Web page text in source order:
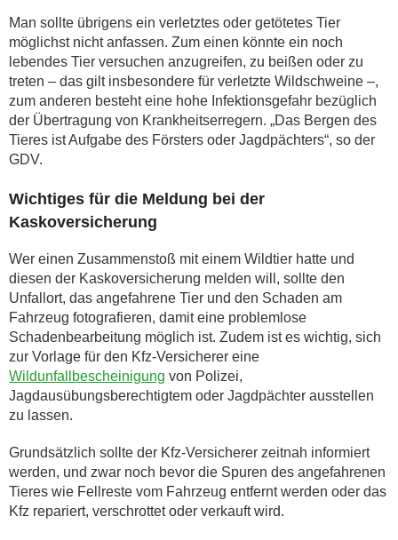
Man sollte übrigens ein verletztes oder getötetes Tier
möglichst nicht anfassen. Zum einen könnte ein noch
lebendes Tier versuchen anzugreifen, zu beißen oder zu
treten – das gilt insbesondere für verletzte Wildschweine –,
zum anderen besteht eine hohe Infektionsgefahr bezüglich
der Übertragung von Krankheitserregern. „Das Bergen des
Tieres ist Aufgabe des Försters oder Jagdpächters“, so der
GDV.
Wichtiges für die Meldung bei der
Kaskoversicherung
Wer einen Zusammenstoß mit einem Wildtier hatte und
diesen der Kaskoversicherung melden will, sollte den
Unfallort, das angefahrene Tier und den Schaden am
Fahrzeug fotografieren, damit eine problemlose
Schadenbearbeitung möglich ist. Zudem ist es wichtig, sich
zur Vorlage für den Kfz-Versicherer eine
Wildunfallbescheinigung von Polizei,
Jagdausübungsberechtigtem oder Jagdpächter ausstellen
zu lassen.
Grundsätzlich sollte der Kfz-Versicherer zeitnah informiert
werden, und zwar noch bevor die Spuren des angefahrenen
Tieres wie Fellreste vom Fahrzeug entfernt werden oder das
Kfz repariert, verschrottet oder verkauft wird.